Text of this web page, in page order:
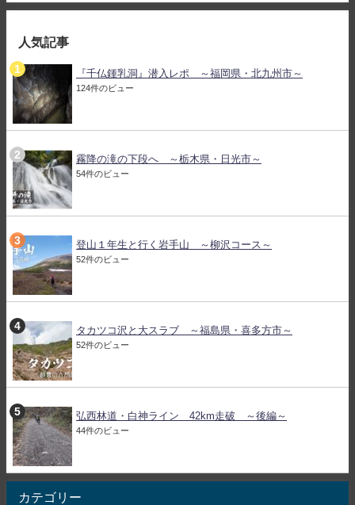
人気記事
『千仏鍾乳洞』潜入レポ ～福岡県・北九州市～
124件のビュー
霧降の滝の下段へ ～栃木県・日光市～
54件のビュー
登山１年生と行く岩手山 ～柳沢コース～
52件のビュー
タカツコ沢と大スラブ ～福島県・喜多方市～
52件のビュー
弘西林道・白神ライン 42km走破 ～後編～
44件のビュー
カテゴリー